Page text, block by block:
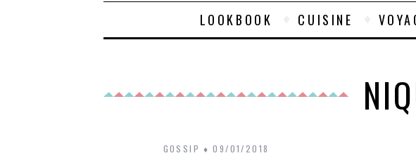
LOOKBOOK CUISINE
GOSSIP 09/01/2018